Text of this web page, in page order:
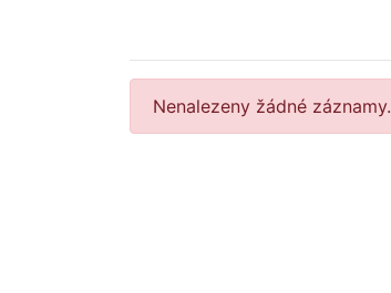
Nenalezeny žádné záznamy.